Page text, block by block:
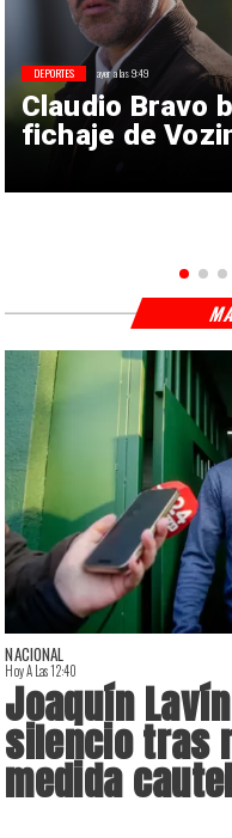
Claudio Bravo
fichaje de
DEPORTES ayer a las 9:49
NACIONAL
Hoy A Las 12:40
Joaquín
silencio tras
medida